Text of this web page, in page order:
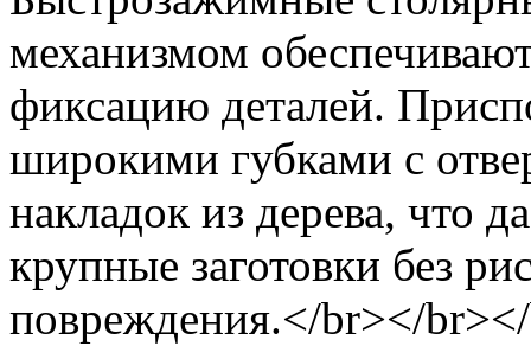
механизмом
фиксацию деталей.
широкими губками с
накладок из дерева, что
крупные заготовки без
повреждения.</br></